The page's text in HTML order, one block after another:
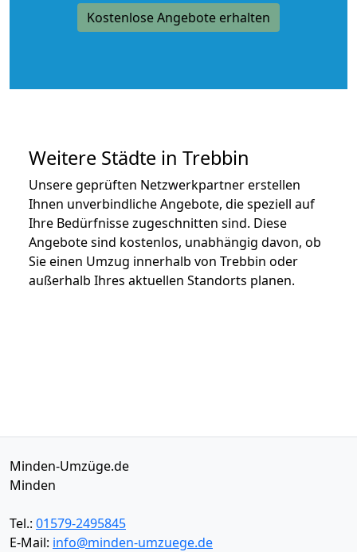
Kostenlose Angebote erhalten
Weitere Städte in Trebbin
Unsere geprüften Netzwerkpartner erstellen
Ihnen unverbindliche Angebote, die speziell auf
Ihre Bedürfnisse zugeschnitten sind. Diese
Angebote sind kostenlos, unabhängig davon, ob
Sie einen Umzug innerhalb von Trebbin oder
außerhalb Ihres aktuellen Standorts planen.
Minden-Umzüge.de
Minden
Tel.: 01579-2495845
E-Mail: info@minden-umzuege.de